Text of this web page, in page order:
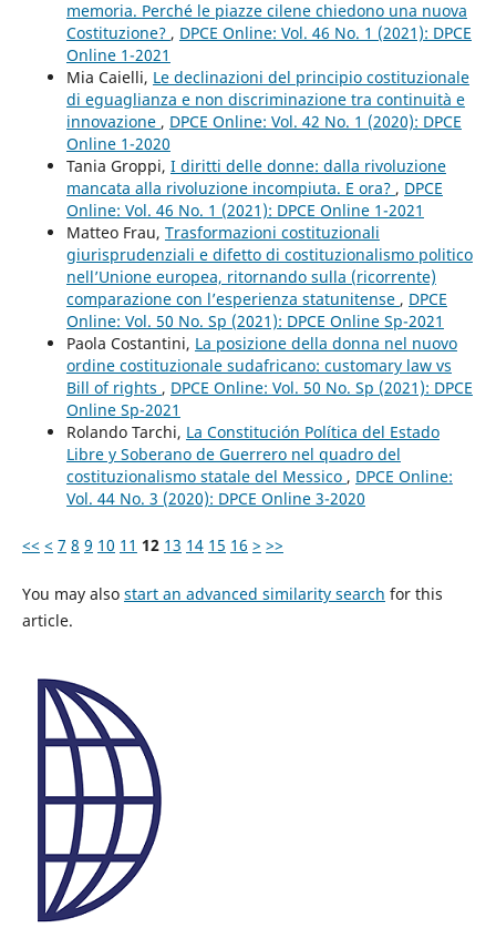
memoria. Perché le piazze cilene chiedono una nuova
Costituzione? , DPCE Online: Vol. 46 No. 1 (2021): DPCE
Online 1-2021
Mia Caielli, Le declinazioni del principio costituzionale
di eguaglianza e non discriminazione tra continuità e
innovazione , DPCE Online: Vol. 42 No. 1 (2020): DPCE
Online 1-2020
Tania Groppi, I diritti delle donne: dalla rivoluzione
mancata alla rivoluzione incompiuta. E ora? , DPCE
Online: Vol. 46 No. 1 (2021): DPCE Online 1-2021
Matteo Frau, Trasformazioni costituzionali
giurisprudenziali e difetto di costituzionalismo politico
nell’Unione europea, ritornando sulla (ricorrente)
comparazione con l’esperienza statunitense , DPCE
Online: Vol. 50 No. Sp (2021): DPCE Online Sp-2021
Paola Costantini, La posizione della donna nel nuovo
ordine costituzionale sudafricano: customary law vs
Bill of rights , DPCE Online: Vol. 50 No. Sp (2021): DPCE
Online Sp-2021
Rolando Tarchi, La Constitución Política del Estado
Libre y Soberano de Guerrero nel quadro del
costituzionalismo statale del Messico , DPCE Online:
Vol. 44 No. 3 (2020): DPCE Online 3-2020
<< < 7 8 9 10 11 12 13 14 15 16 > >>
You may also start an advanced similarity search for this
article.